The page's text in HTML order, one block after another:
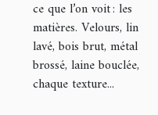
ce que l’on voit : les
matières. Velours, lin
lavé, bois brut, métal
brossé, laine bouclée,
chaque texture...